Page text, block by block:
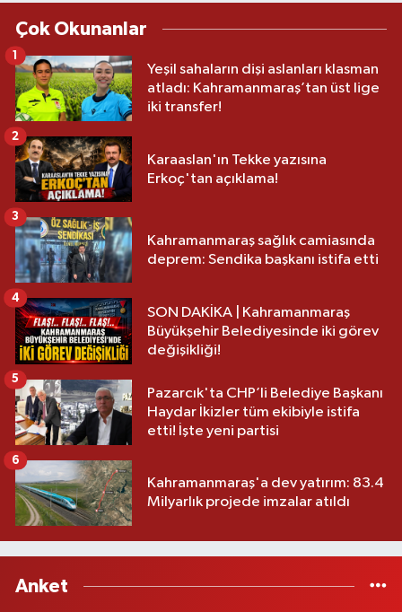
Çok Okunanlar
Yeşil sahaların dişi aslanları klasman
atladı: Kahramanmaraş’tan üst lige
iki transfer!
1
Karaaslan'ın Tekke yazısına
Erkoç'tan açıklama!
2
Kahramanmaraş sağlık camiasında
deprem: Sendika başkanı istifa etti
3
SON DAKİKA | Kahramanmaraş
Büyükşehir Belediyesinde iki görev
değişikliği!
4
Pazarcık'ta CHP’li Belediye Başkanı
Haydar İkizler tüm ekibiyle istifa
etti! İşte yeni partisi
5
Kahramanmaraş'a dev yatırım: 83.4
Milyarlık projede imzalar atıldı
6
Anket